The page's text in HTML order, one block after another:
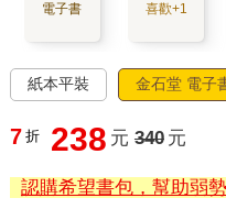
電子書 喜歡+1
紙本平裝 金石堂 電子
7 折 238 元 340 元
認購希望書包，幫助弱